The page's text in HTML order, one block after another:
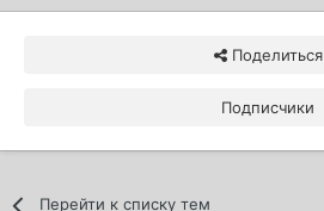
Поделиться
Подписчики
Перейти к списку тем